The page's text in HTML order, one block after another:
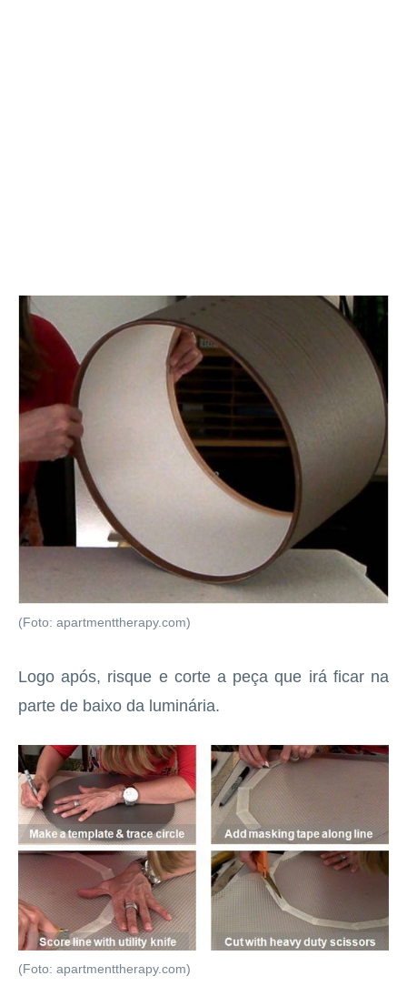
(Foto: apartmenttherapy.com)
Logo após, risque e corte a peça que irá ficar na
parte de baixo da luminária.
(Foto: apartmenttherapy.com)